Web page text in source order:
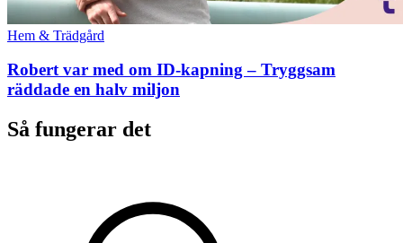
Hem & Trädgård
Robert var med om ID-kapning – Tryggsam
räddade en halv miljon
Så fungerar det